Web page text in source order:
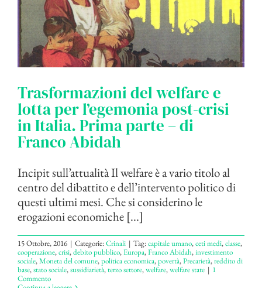
Trasformazioni del welfare e
lotta per l’egemonia post-crisi
in Italia. Prima parte – di
Franco Abidah
Incipit sull’attualità Il welfare è a vario titolo al
centro del dibattito e dell’intervento politico di
questi ultimi mesi. Che si considerino le
erogazioni economiche [...]
15 Ottobre, 2016 | Categorie:Crinali | Tag:capitale umano,ceti medi,classe,
cooperazione,crisi,debito pubblico,Europa,Franco Abidah,investimento
sociale,Moneta del comune,politica economica,povertà,Precarietà,reddito di
base,stato sociale,sussidiarietà,terzo settore,welfare,welfare state | 1
Commento